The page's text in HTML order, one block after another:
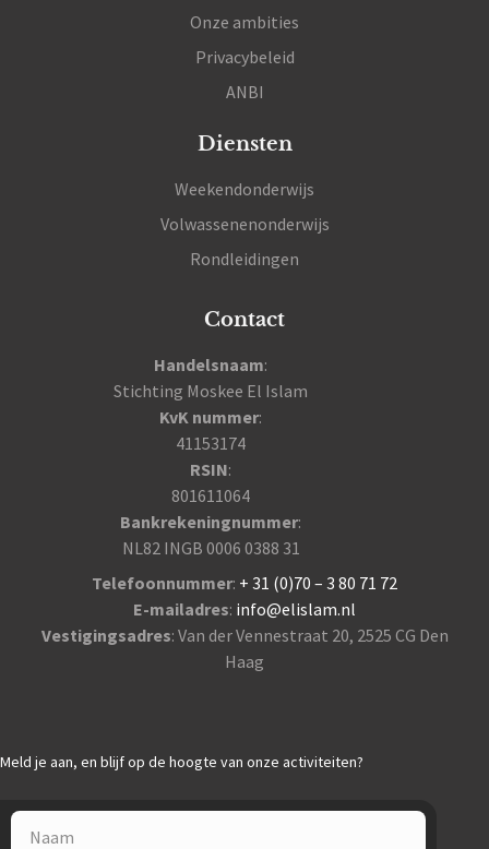
Onze ambities
Privacybeleid
ANBI
Diensten
Weekendonderwijs
Volwassenenonderwijs
Rondleidingen
Contact
Handelsnaam:
Stichting Moskee El Islam
KvK nummer:
41153174
RSIN:
801611064
Bankrekeningnummer:
NL82 INGB 0006 0388 31
Telefoonnummer: + 31 (0)70 – 3 80 71 72
E-mailadres: info@elislam.nl
Vestigingsadres: Van der Vennestraat 20, 2525 CG Den
Haag
Meld je aan, en blijf op de hoogte van onze activiteiten?